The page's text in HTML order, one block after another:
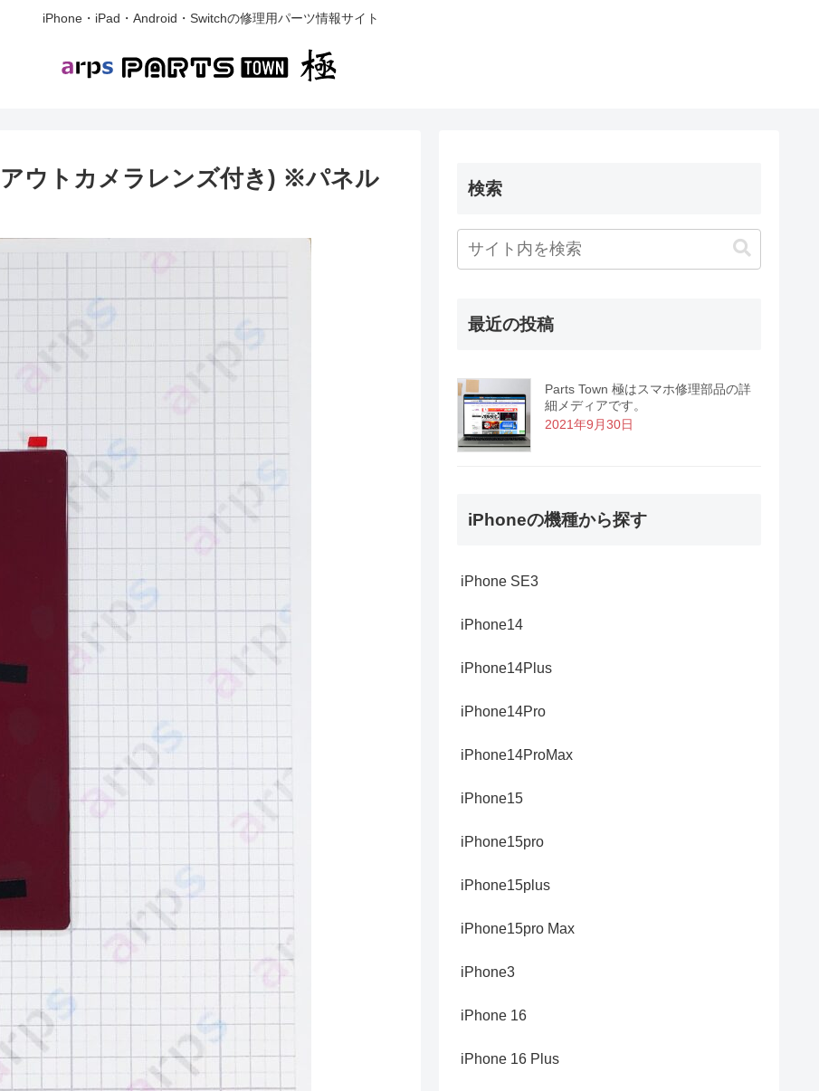
iPhone・iPad・Android・Switchの修理用パーツ情報サイト
ウトカメラレンズ付き) ※パネル
検索
最近の投稿
Parts Town 極はスマホ修理部品の詳
細メディアです。
2021年9月30日
iPhoneの機種から探す
iPhone SE3
iPhone14
iPhone14Plus
iPhone14Pro
iPhone14ProMax
iPhone15
iPhone15pro
iPhone15plus
iPhone15pro Max
iPhone3
iPhone 16
iPhone 16 Plus